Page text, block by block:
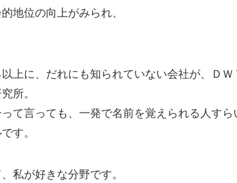
地位の向上がみられ、
上に、だれにも知られていない会社が、ＤＷ
所。
て言っても、一発で名前を覚えられる人すら
す。
私が好きな分野です。